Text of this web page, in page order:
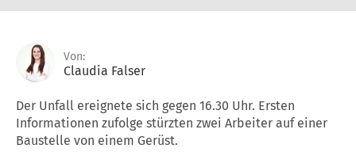
Von:
Claudia Falser
Der Unfall ereignete sich gegen 16.30 Uhr. Ersten
Informationen zufolge stürzten zwei Arbeiter auf einer
Baustelle von einem Gerüst.